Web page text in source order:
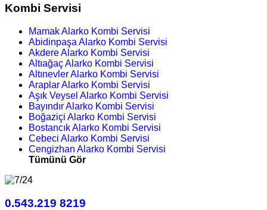
Kombi Servisi
Mamak Alarko Kombi Servisi
Abidinpaşa Alarko Kombi Servisi
Akdere Alarko Kombi Servisi
Altıağaç Alarko Kombi Servisi
Altınevler Alarko Kombi Servisi
Araplar Alarko Kombi Servisi
Aşık Veysel Alarko Kombi Servisi
Bayındır Alarko Kombi Servisi
Boğaziçi Alarko Kombi Servisi
Bostancık Alarko Kombi Servisi
Cebeci Alarko Kombi Servisi
Cengizhan Alarko Kombi Servisi
Tümünü Gör
0.543.219 8219